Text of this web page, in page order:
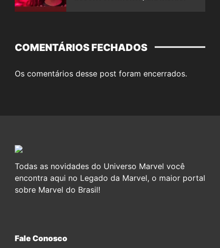
COMENTÁRIOS FECHADOS
Os comentários desse post foram encerrados.
Todas as novidades do Universo Marvel você
encontra aqui no Legado da Marvel, o maior portal
sobre Marvel do Brasil!
Fale Conosco